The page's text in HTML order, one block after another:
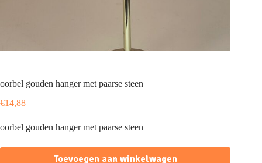
oorbel gouden hanger met paarse steen
€14,88
oorbel gouden hanger met paarse steen
Toevoegen aan winkelwagen